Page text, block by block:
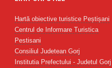
Hartă obiective turistice Peștișani
Centrul de Informare Turistica
Pestisani
Consiliul Judetean Gorj
Institutia Prefectului - Judetul Gorj